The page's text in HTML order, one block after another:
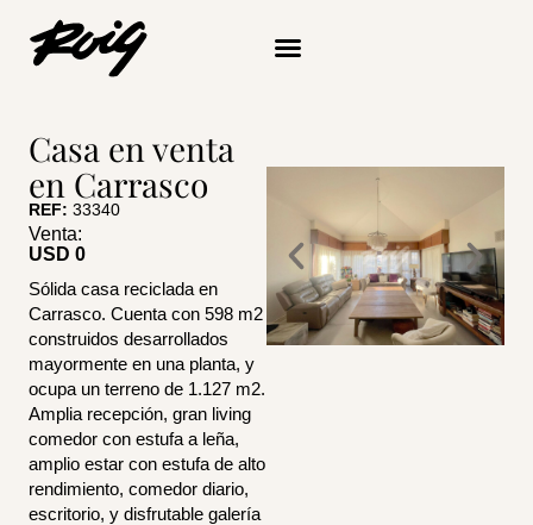
contenido
Casa en venta
en Carrasco
REF: 33340
Venta:
USD 0
Sólida casa reciclada en
Carrasco. Cuenta con 598 m2
construidos desarrollados
mayormente en una planta, y
ocupa un terreno de 1.127 m2.
Amplia recepción, gran living
comedor con estufa a leña,
amplio estar con estufa de alto
rendimiento, comedor diario,
escritorio, y disfrutable galería